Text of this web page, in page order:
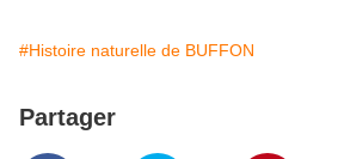
#Histoire naturelle de BUFFON
Partager